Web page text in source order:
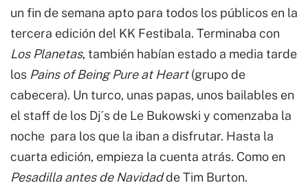
un fin de semana apto para todos los públicos en la
tercera edición del KK Festibala. Terminaba con
Los Planetas, también habían estado a media tarde
los Pains of Being Pure at Heart(grupo de
cabecera). Un turco, unas papas, unos bailables en
el staff de los Dj´s de Le Bukowski y comenzaba la
noche para los que la iban a disfrutar. Hasta la
cuarta edición, empieza la cuenta atrás. Como en
Pesadilla antes de Navidadde Tim Burton.